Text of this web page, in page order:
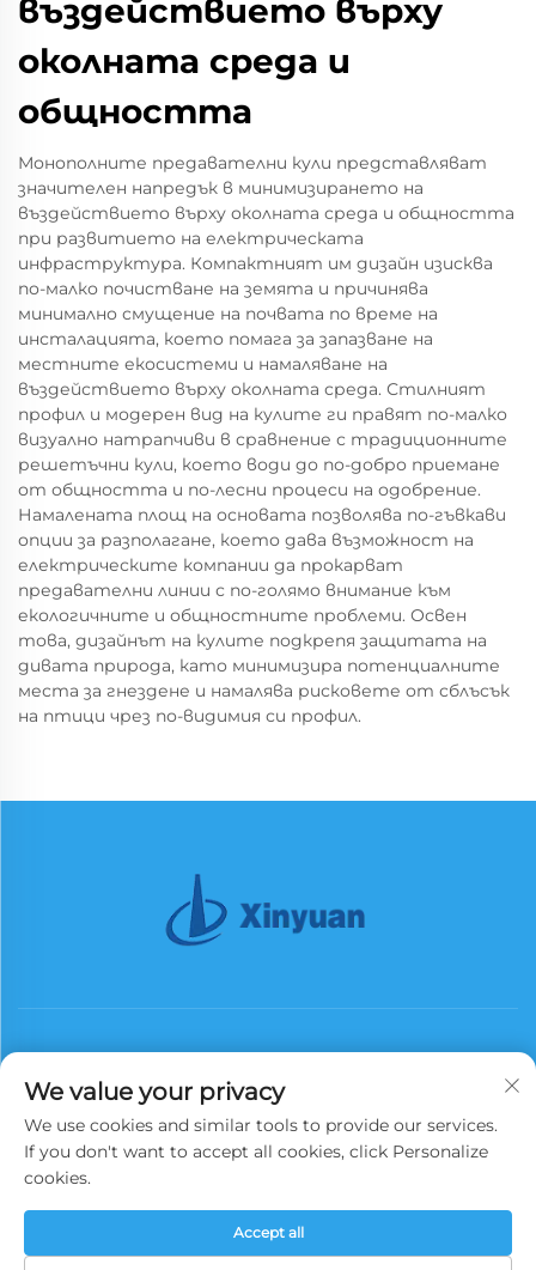
въздействието върху
околната среда и
общността
Монополните предавателни кули представляват
значителен напредък в минимизирането на
въздействието върху околната среда и общността
при развитието на електрическата
инфраструктура. Компактният им дизайн изисква
по-малко почистване на земята и причинява
минимално смущение на почвата по време на
инсталацията, което помага за запазване на
местните екосистеми и намаляване на
въздействието върху околната среда. Стилният
профил и модерен вид на кулите ги правят по-малко
визуално натрапчиви в сравнение с традиционните
решетъчни кули, което води до по-добро приемане
от общността и по-лесни процеси на одобрение.
Намалената площ на основата позволява по-гъвкави
опции за разполагане, което дава възможност на
електрическите компании да прокарват
предавателни линии с по-голямо внимание към
екологичните и общностните проблеми. Освен
това, дизайнът на кулите подкрепя защитата на
дивата природа, като минимизира потенциалните
места за гнездене и намалява рисковете от сблъсък
на птици чрез по-видимия си профил.
Абонирай се
Всички права запазени. Copyright © 2025 China Xinyuan Iron Tower
Политика за поверителност
We value your privacy
We use cookies and similar tools to provide our services.
If you don't want to accept all cookies, click Personalize
cookies.
Accept all